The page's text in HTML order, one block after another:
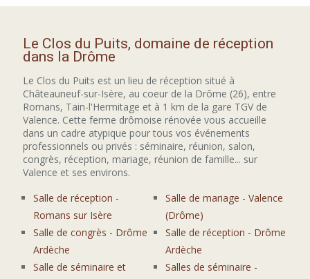
Le Clos du Puits, domaine de réception
dans la Drôme
Le Clos du Puits est un lieu de réception situé à
Châteauneuf-sur-Isère, au coeur de la Drôme (26), entre
Romans, Tain-l'Hermitage et à 1 km de la gare TGV de
Valence. Cette ferme drômoise rénovée vous accueille
dans un cadre atypique pour tous vos événements
professionnels ou privés : séminaire, réunion, salon,
congrès, réception, mariage, réunion de famille... sur
Valence et ses environs.
Salle de réception -
Romans sur Isère
Salle de congrès - Drôme
Ardèche
Salle de séminaire et
Salle de mariage - Valence
(Drôme)
Salle de réception - Drôme
Ardèche
Salles de séminaire -